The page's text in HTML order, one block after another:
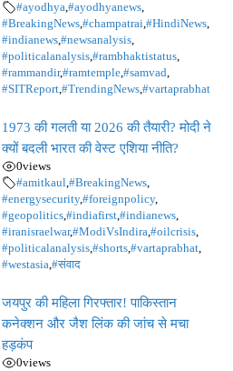
#ayodhya,#ayodhyanews,
#BreakingNews,#champatrai,#HindiNews,
#indianews,#newsanalysis,
#politicalanalysis,#rambhaktistatus,
#rammandir,#ramtemple,#samvad,
#SITReport,#TrendingNews,#vartaprabhat
1973 की गलती या 2026 की तैयारी? मोदी ने
क्यों बदली भारत की वेस्ट एशिया नीति?
0views
#amitkaul,#BreakingNews,
#energysecurity,#foreignpolicy,
#geopolitics,#indiafirst,#indianews,
#iranisraelwar,#ModiVsIndira,#oilcrisis,
#politicalanalysis,#shorts,#vartaprabhat,
#westasia,#संवाद
जयपुर की महिला गिरफ्तार! पाकिस्तान
कनेक्शन और जैश लिंक की जांच से मचा
हड़कंप
0views